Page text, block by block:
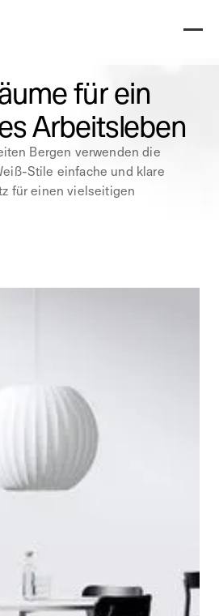
Nordic Black &
für ein
Arbeitsleben
Bergen verwenden die
Stile einfache und klare
für einen vielseitigen